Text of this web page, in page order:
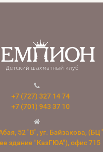
+7 (727) 327 14 74
+7 (701) 943 37 10
52 "В", уг. Байзакова, (БЦ
здание "КазГЮА"), офис 715